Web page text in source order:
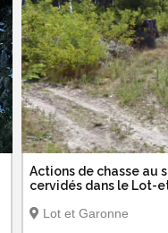
Actions de chasse au
cervidés dans le Lot-
Lot et Garonne